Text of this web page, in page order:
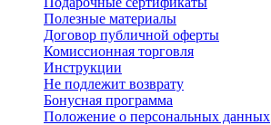
Полезные материалы
Договор публичной оферты
Комиссионная торговля
Инструкции
Не подлежит возврату
Бонусная программа
Положение о персональных данных